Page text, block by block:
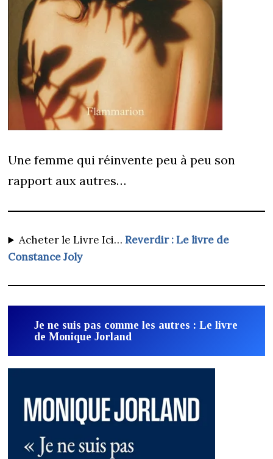
Une femme qui réinvente peu à peu son
rapport aux autres…
Acheter le Livre Ici…Reverdir : Le livre de
Constance Joly
Je ne suis pas comme les autres : Le livre
de Monique Jorland